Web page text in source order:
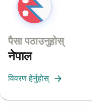
पैसा पठाउनुहोस्
नेपाल
विवरण हेर्नुहोस्